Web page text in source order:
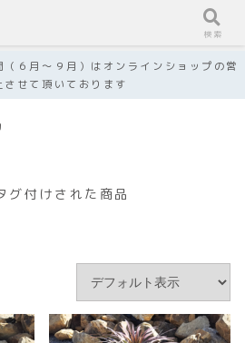
（６月～９月）はオンラインショップの営
させて頂いております
付けされた商品
検索